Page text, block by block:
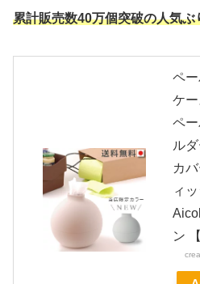
累計販売数40万個突破の人気ぶ
ペ
ケ
ペ
ル
カ
ィ
ン